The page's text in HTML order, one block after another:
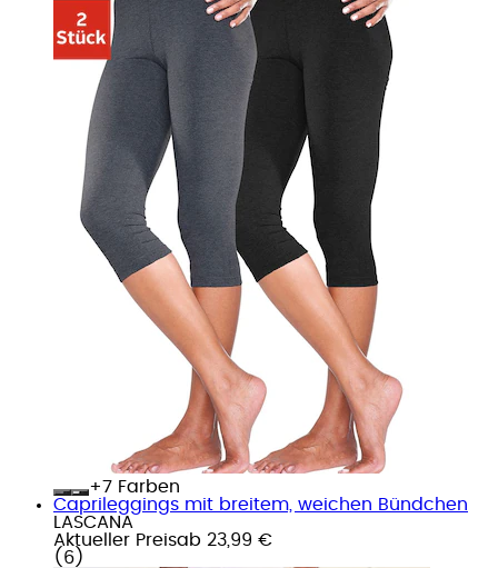
+
Farben
Caprileggings mit breitem, weichen Bündchen
LASCANA
Aktueller Preisab 23,99 €
( 6 )